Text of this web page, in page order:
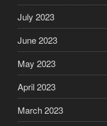
July 2023
June 2023
May 2023
April 2023
March 2023